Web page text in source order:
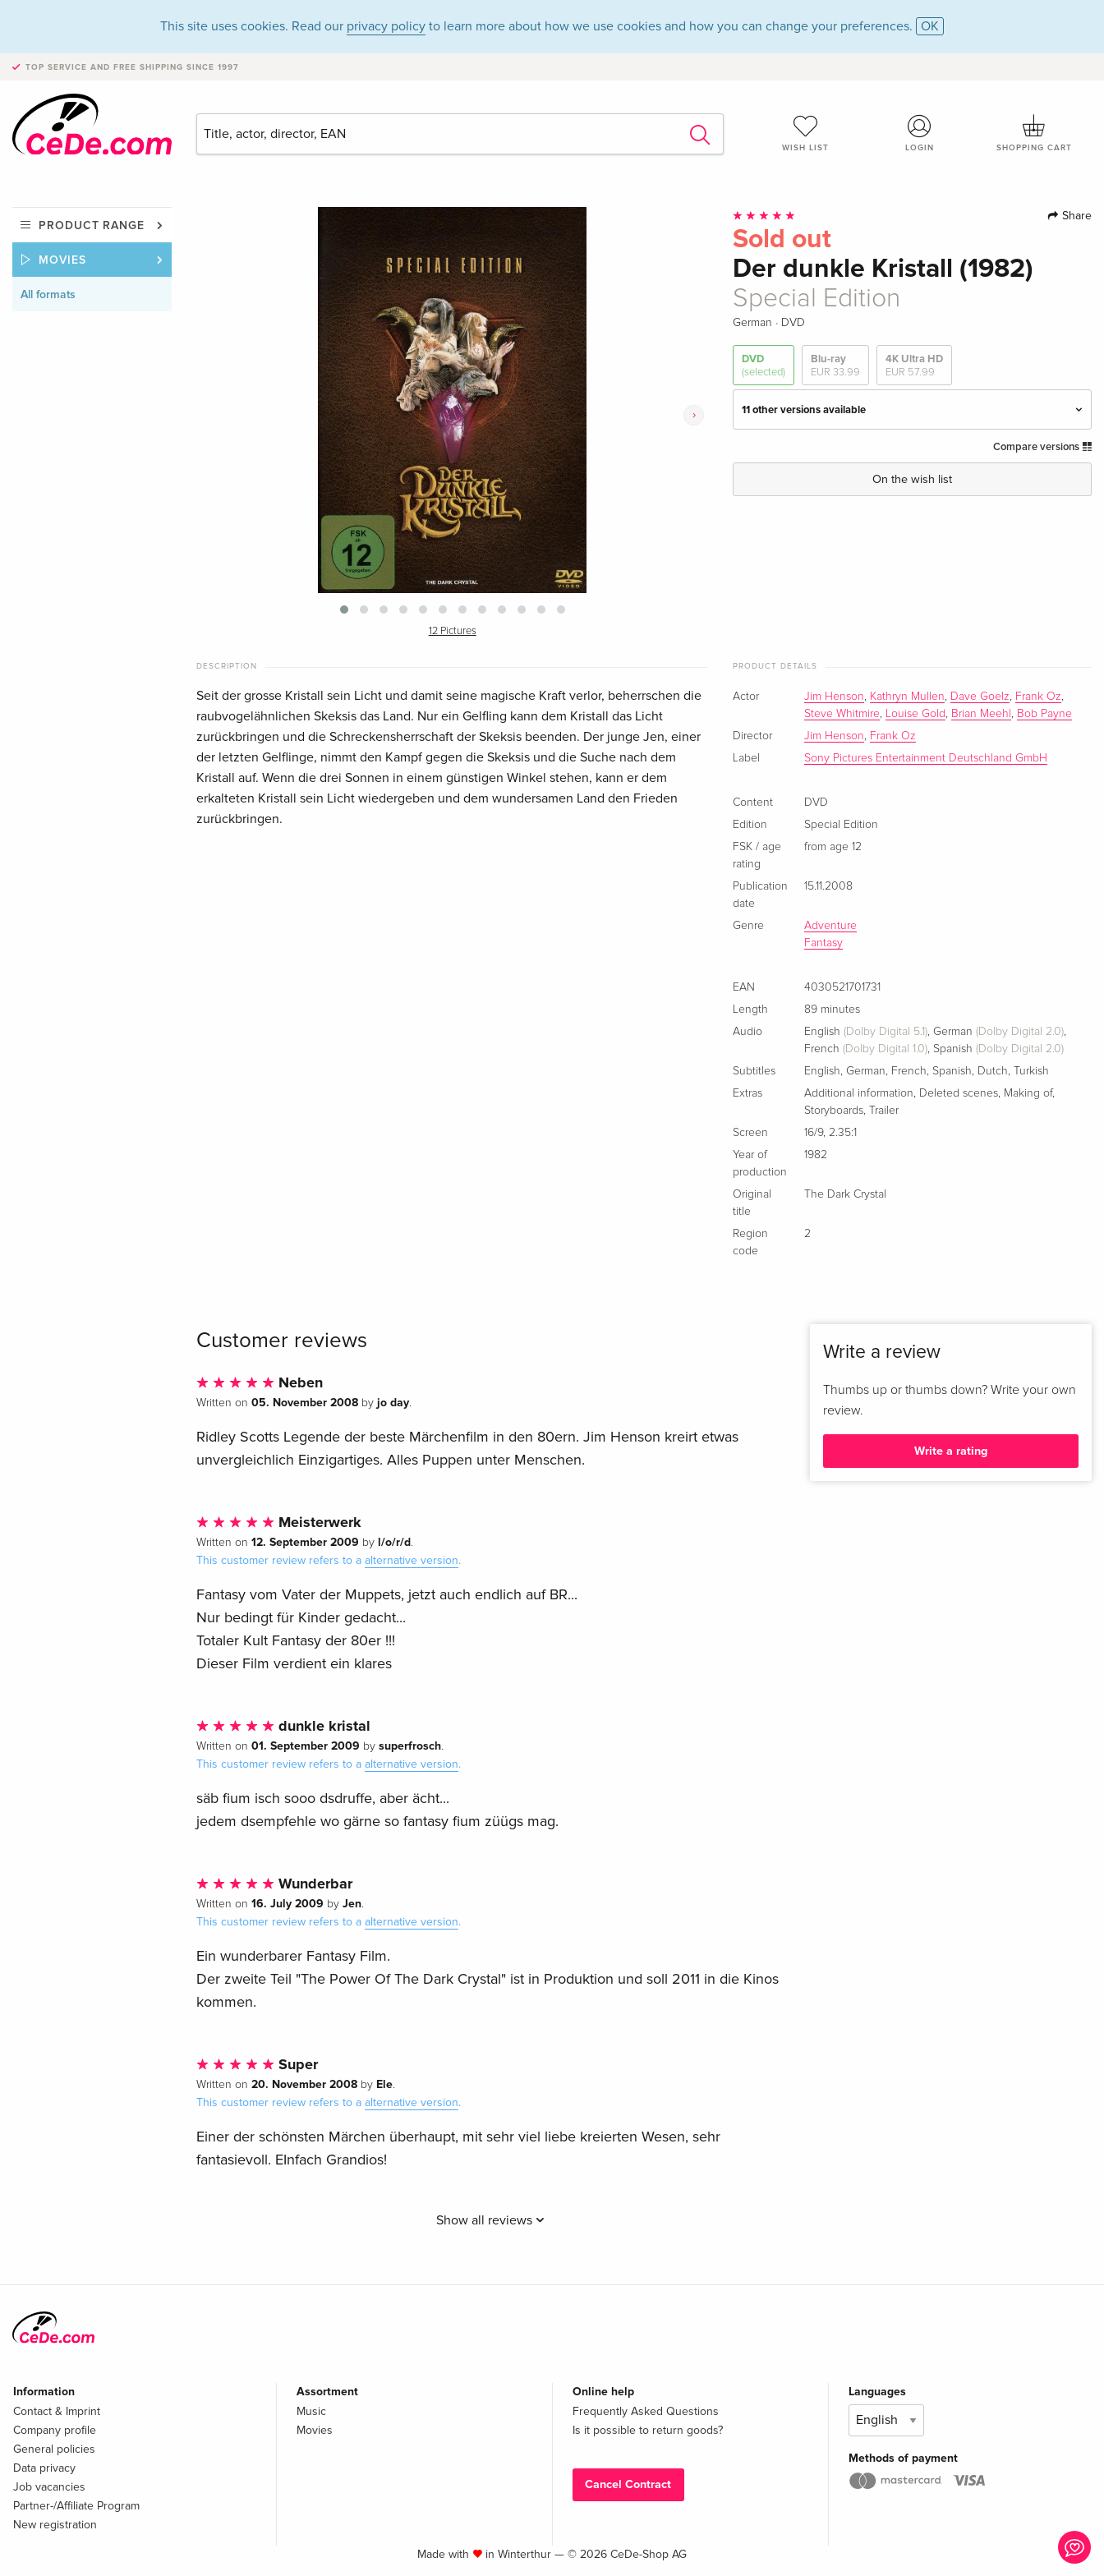
This site uses cookies. Read our privacy policy to learn more about how we use cookies and how you can change your preferences. OK
TOP SERVICE AND FREE SHIPPING SINCE 1997
WISH LIST LOGIN SHOPPING CART
PRODUCT RANGE
MOVIES
All formats
›
12 Pictures
Share
Sold out
Der dunkle Kristall (1982)
Special Edition
German · DVD
DVD
(selected)
Blu-ray
EUR 33.99
4K Ultra HD
EUR 57.99
11 other versions available
English · UK Version
EUR 31.99
German
Anniversary Edition, 2 DVDs
German
Standard edition
French
25th Anniversary Special Edition, 2 DVDs
Collector's Edition, 2 DVDs
Italian
Standard edition
Italian
Sold out
Compare versions
On the wish list
DESCRIPTION
Seit der grosse Kristall sein Licht und damit seine magische Kraft verlor, beherrschen die
raubvogelähnlichen Skeksis das Land. Nur ein Gelfling kann dem Kristall das Licht
zurückbringen und die Schreckensherrschaft der Skeksis beenden. Der junge Jen, einer
der letzten Gelflinge, nimmt den Kampf gegen die Skeksis und die Suche nach dem
Kristall auf. Wenn die drei Sonnen in einem günstigen Winkel stehen, kann er dem
erkalteten Kristall sein Licht wiedergeben und dem wundersamen Land den Frieden
zurückbringen.
PRODUCT DETAILS
Actor Jim Henson, Kathryn Mullen, Dave Goelz, Frank Oz,
Steve Whitmire, Louise Gold , Brian Meehl , Bob Payne
Director
Jim Henson, Frank Oz
Label
Sony Pictures Entertainment Deutschland GmbH
Content
DVD
Edition
Special Edition
FSK / age
rating
from age 12
Publication
date
15.11.2008
Genre
Adventure
Fantasy
EAN
4030521701731
Length
89 minutes
Audio
English (Dolby Digital 5.1),German (Dolby Digital 2.0),
French (Dolby Digital 1.0),Spanish (Dolby Digital 2.0)
Subtitles
English,German, French,Spanish, Dutch,
Turkish
Extras
Additional information, Deleted scenes, Making of,
Storyboards,
Trailer
Screen
16/9,2.35:1
Year of
production
1982
Original
title
The Dark Crystal
Region
code
2
Customer reviews
Neben
Written on 05. November 2008by jo day.
Ridley Scotts Legende der beste Märchenfilm in den 80ern. Jim Henson kreirt etwas
unvergleichlich Einzigartiges. Alles Puppen unter Menschen.
Meisterwerk
Written on 12. September 2009 by l/o/r/d.
This customer review refers to a alternative version.
Fantasy vom Vater der Muppets, jetzt auch endlich auf BR...
Nur bedingt für Kinder gedacht...
Totaler Kult Fantasy der 80er !!!
Dieser Film verdient ein klares
dunkle kristal
Written on 01. September 2009 by superfrosch.
This customer review refers to a alternative version.
säb fium isch sooo dsdruffe, aber ächt...
jedem dsempfehle wo gärne so fantasy fium züügs mag.
Wunderbar
Written on 16. July 2009 by Jen.
This customer review refers to a alternative version.
Ein wunderbarer Fantasy Film.
Der zweite Teil "The Power Of The Dark Crystal" ist in Produktion und soll 2011 in die Kinos
kommen.
Super
Written on 20. November 2008by Ele.
This customer review refers to a alternative version.
Einer der schönsten Märchen überhaupt, mit sehr viel liebe kreierten Wesen, sehr
fantasievoll. EInfach Grandios!
Show all reviews
Write a review
Thumbs up or thumbs down? Write your own
review.
Write a rating
Information
Contact & Imprint
Company profile
General policies
Data privacy
Job vacancies
Partner-/Affiliate Program
New registration
Assortment
Music
Movies
Online help
Frequently Asked Questions
Is it possible to return goods?
Cancel Contract
Languages
Methods of payment
Made with in Winterthur — © 2026 CeDe-Shop AG